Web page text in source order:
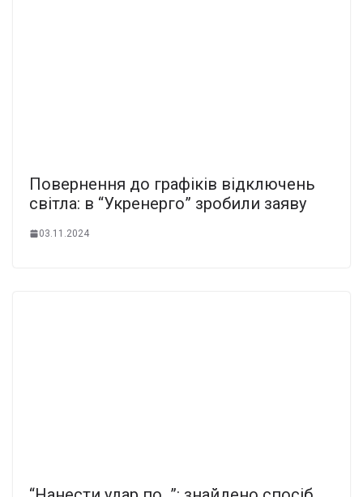
Повернення до графіків відключень
світла: в “Укренерго” зробили заяву
03.11.2024